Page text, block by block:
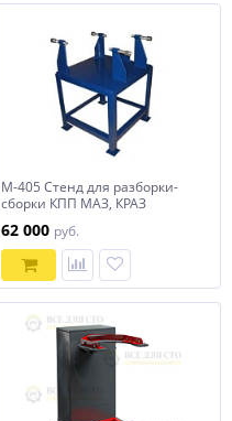
М-405 Стенд для разборки-
сборки КПП МАЗ, КРАЗ
62 000 руб.